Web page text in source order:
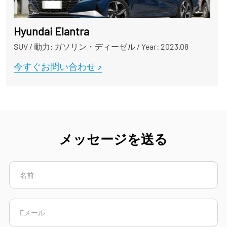
Hyundai Elantra
SUV/ 動力: ガソリン・ディーゼル/ Year: 2023.08
今すぐお問い合わせ
メッセージを送る